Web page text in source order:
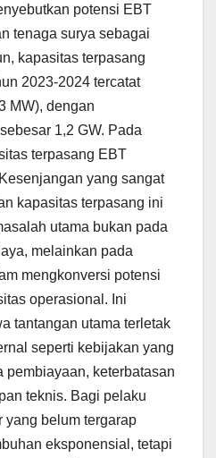
potensi EBT
tenaga surya sebagai
kapasitas terpasang
2023-2024 tercatat
MW), dengan
1,2 GW. Pada
terpasang EBT
yang sangat
kapasitas terpasang ini
utama bukan pada
melainkan pada
mengkonversi potensi
operasional. Ini
tantangan utama terletak
seperti kebijakan yang
pembiayaan, keterbatasan
teknis. Bagi pelaku
yang belum tergarap
eksponensial, tetapi